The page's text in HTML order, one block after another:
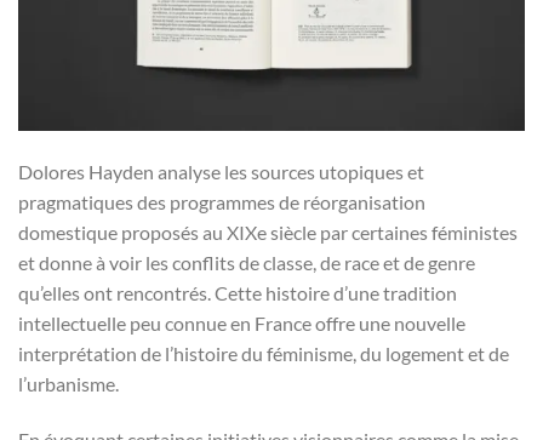
Dolores Hayden analyse les sources utopiques et
pragmatiques des programmes de réorganisation
domestique proposés au XIXe siècle par certaines féministes
et donne à voir les conflits de classe, de race et de genre
qu’elles ont rencontrés. Cette histoire d’une tradition
intellectuelle peu connue en France offre une nouvelle
interprétation de l’histoire du féminisme, du logement et de
l’urbanisme.